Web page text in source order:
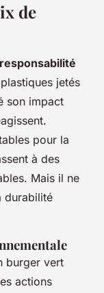
de
responsabilité
jetés
son impact
pour la
à des
Mais il ne
durabilité
burger vert
actions